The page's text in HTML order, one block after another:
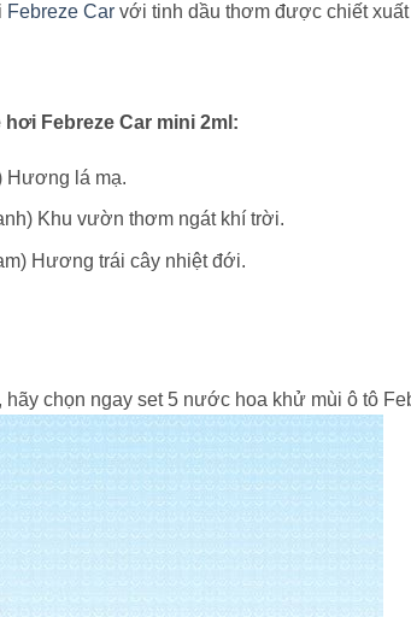
Febreze Car với tinh dầu thơm được chiết
Febreze Car mini 2ml:
Hương lá mạ.
Khu vườn thơm ngát khí trời.
Hương trái cây nhiệt đới.
chọn ngay set 5 nước hoa khử mùi ô tô